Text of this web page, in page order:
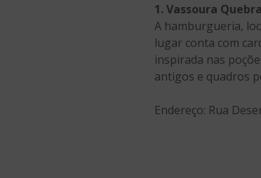
1. Vassoura
A hamburgueria,
lugar conta com
inspirada nas
antigos e quadros
Endereço: Rua